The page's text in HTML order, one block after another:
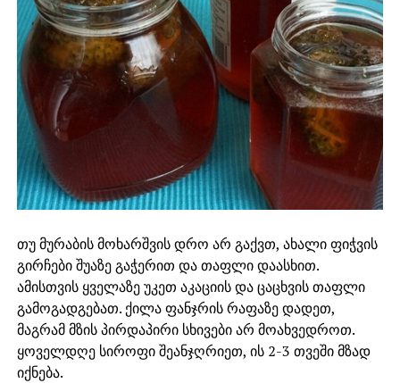
თუ მურაბის მოხარშვის დრო არ გაქვთ, ახალი ფიჭვის
გირჩები შუაზე გაჭერით და თაფლი დაასხით.
ამისთვის ყველაზე უკეთ აკაციის და ცაცხვის თაფლი
გამოგადგებათ. ქილა ფანჯრის რაფაზე დადეთ,
მაგრამ მზის პირდაპირი სხივები არ მოახვედროთ.
ყოველდღე სიროფი შეანჯღრიეთ, ის 2-3 თვეში მზად
იქნება.